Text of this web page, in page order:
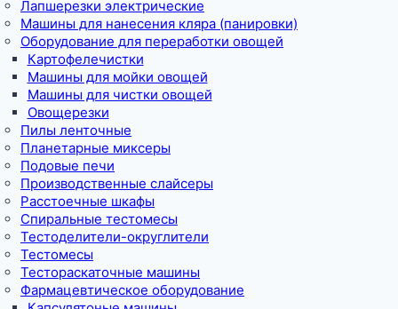
Лапшерезки электрические
Машины для нанесения кляра (панировки)
Оборудование для переработки овощей
Картофелечистки
Машины для мойки овощей
Машины для чистки овощей
Овощерезки
Пилы ленточные
Планетарные миксеры
Подовые печи
Производственные слайсеры
Расстоечные шкафы
Спиральные тестомесы
Тестоделители-округлители
Тестомесы
Тестораскаточные машины
Фармацевтическое оборудование